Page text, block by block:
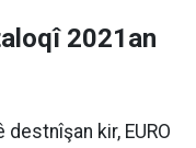
2021an
kir, EURO